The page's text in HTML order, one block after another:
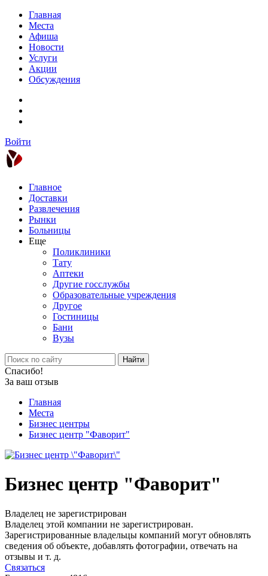
Главная
Места
Афиша
Новости
Услуги
Акции
Обсуждения
Войти
Главное
Доставки
Развлечения
Рынки
Больницы
Еще
Поликлиники
Тату
Аптеки
Другие госслужбы
Образовательные учреждения
Другое
Гостиницы
Бани
Вузы
Найти
Спасибо!
За ваш отзыв
Главная
Места
Бизнес центры
Бизнес центр "Фаворит"
Бизнес центр "Фаворит"
Владелец не зарегистрирован
Владелец этой компании не зарегистрирован.
Зарегистрированные владельцы компаний могут обновлять
сведения об объекте, добавлять фотографии, отвечать на
отзывы и т. д.
Связаться